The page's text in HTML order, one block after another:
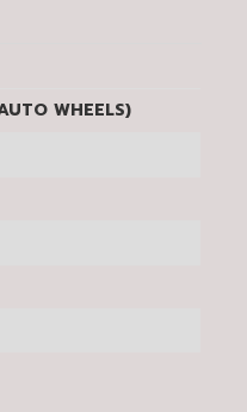
WHEELS)